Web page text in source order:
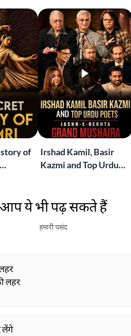
of
Irshad Kamil, Basir
Kazmi and Top Urdu
London Grand
Mushaira
आप ये भी पढ़ सकते हैं
हमारी पसंद
लहर
लेंगे